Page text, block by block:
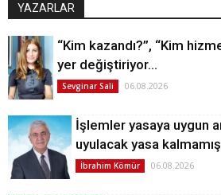
YAZARLAR
“Kim kazandı?”, “Kim
yer değiştiriyor…
Sevginar Sali 06.08.2026
İşlemler yasaya uygun
uyulacak yasa kalmamış
İbrahim Kömür 06.08.2026